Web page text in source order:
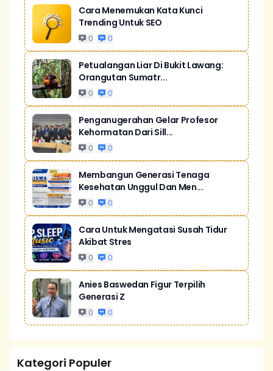
Cara Menemukan Kata Kunci
Trending Untuk SEO
0 0
Petualangan Liar Di Bukit Lawang:
Orangutan Sumatr...
0 0
Penganugerahan Gelar Profesor
Kehormatan Dari Sill...
0 0
Membangun Generasi Tenaga
Kesehatan Unggul Dan Men...
0 0
Cara Untuk Mengatasi Susah Tidur
Akibat Stres
0 0
Anies Baswedan Figur Terpilih
Generasi Z
0 0
Kategori Populer